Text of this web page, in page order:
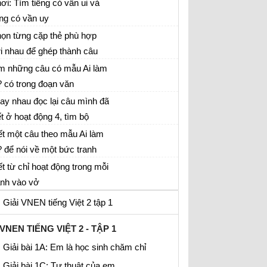
Tìm tiếng có vần ui và
có vần uy
Việt lớp 2
từng cặp thẻ phù hợp
nhau để ghép thành câu
những câu có mẫu Ai làm
có trong đoạn văn
nhau đọc lại câu mình đã
ở hoạt động 4, tìm bộ
trả lời cho câu hỏi Ai làm
một câu theo mẫu Ai làm
để nói về một bức tranh
hoạt động 3
từ chỉ hoạt động trong mỗi
vào vở
Giải VNEN tiếng Việt 2 tập 1
VNEN TIẾNG VIỆT 2 - TẬP 1
Giải bài 1A: Em là học sinh chăm chỉ